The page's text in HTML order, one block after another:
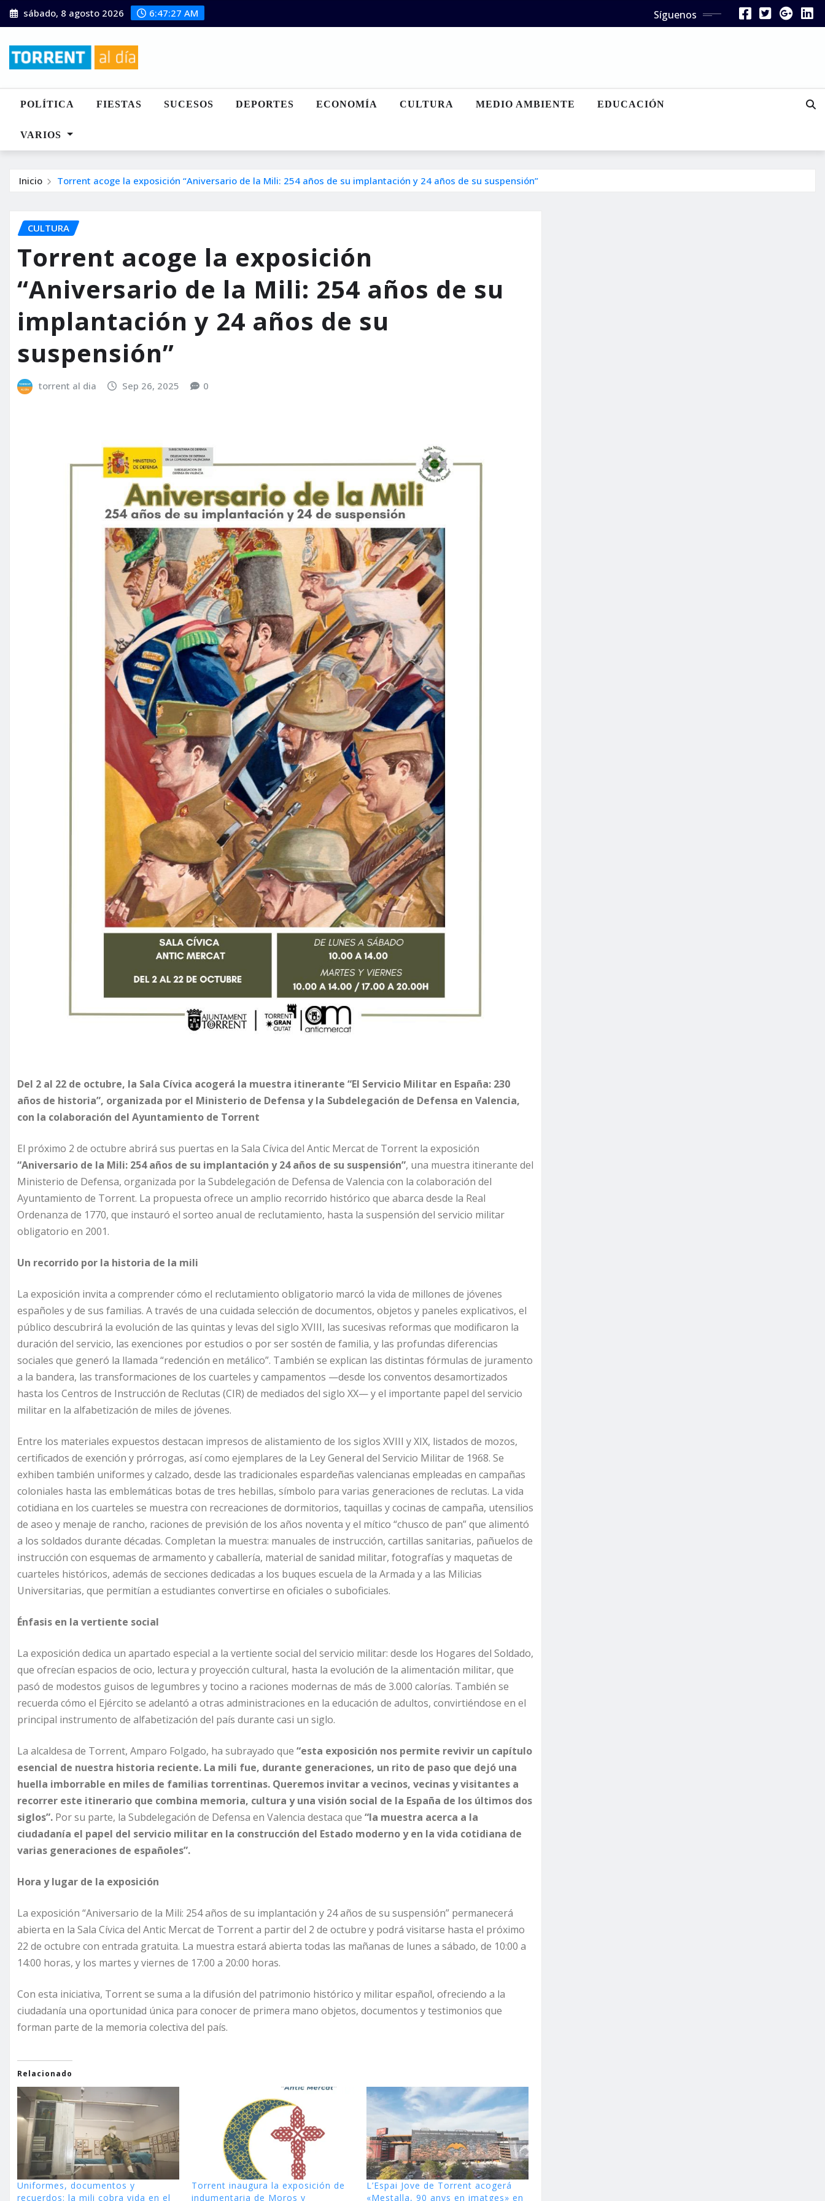
Saltar
al
sábado, 8 agosto 2026 6:47:28 AM Síguenos
POLÍTICA FIESTAS SUCESOS DEPORTES ECONOMÍA CULTURA MEDIO AMBIENTE EDUCACIÓN
VARIOS
Inicio Torrent acoge la exposición “Aniversario de la Mili: 254 años de su implantación y 24 años de su suspensión”
CULTURA
Torrent acoge la exposición
“Aniversario de la Mili: 254 años de su
implantación y 24 años de su
suspensión”
torrent al dia Sep 26, 2025 0
Del 2 al 22 de octubre, la Sala Cívica acogerá la muestra itinerante “El Servicio Militar en España: 230
años de historia”, organizada por el Ministerio de Defensa y la Subdelegación de Defensa en Valencia,
con la colaboración del Ayuntamiento de Torrent
El próximo 2 de octubre abrirá sus puertas en la Sala Cívica del Antic Mercat de Torrent la exposición
“Aniversario de la Mili: 254 años de su implantación y 24 años de su suspensión”, una muestra itinerante del
Ministerio de Defensa, organizada por la Subdelegación de Defensa de Valencia con la colaboración del
Ayuntamiento de Torrent. La propuesta ofrece un amplio recorrido histórico que abarca desde la Real
Ordenanza de 1770, que instauró el sorteo anual de reclutamiento, hasta la suspensión del servicio militar
obligatorio en 2001.
Un recorrido por la historia de la mili
La exposición invita a comprender cómo el reclutamiento obligatorio marcó la vida de millones de jóvenes
españoles y de sus familias. A través de una cuidada selección de documentos, objetos y paneles explicativos, el
público descubrirá la evolución de las quintas y levas del siglo XVIII, las sucesivas reformas que modificaron la
duración del servicio, las exenciones por estudios o por ser sostén de familia, y las profundas diferencias
sociales que generó la llamada “redención en metálico”. También se explican las distintas fórmulas de juramento
a la bandera, las transformaciones de los cuarteles y campamentos —desde los conventos desamortizados
hasta los Centros de Instrucción de Reclutas (CIR) de mediados del siglo XX— y el importante papel del servicio
militar en la alfabetización de miles de jóvenes.
Entre los materiales expuestos destacan impresos de alistamiento de los siglos XVIII y XIX, listados de mozos,
certificados de exención y prórrogas, así como ejemplares de la Ley General del Servicio Militar de 1968. Se
exhiben también uniformes y calzado, desde las tradicionales espardeñas valencianas empleadas en campañas
coloniales hasta las emblemáticas botas de tres hebillas, símbolo para varias generaciones de reclutas. La vida
cotidiana en los cuarteles se muestra con recreaciones de dormitorios, taquillas y cocinas de campaña, utensilios
de aseo y menaje de rancho, raciones de previsión de los años noventa y el mítico “chusco de pan” que alimentó
a los soldados durante décadas. Completan la muestra: manuales de instrucción, cartillas sanitarias, pañuelos de
instrucción con esquemas de armamento y caballería, material de sanidad militar, fotografías y maquetas de
cuarteles históricos, además de secciones dedicadas a los buques escuela de la Armada y a las Milicias
Universitarias, que permitían a estudiantes convertirse en oficiales o suboficiales.
Énfasis en la vertiente social
La exposición dedica un apartado especial a la vertiente social del servicio militar: desde los Hogares del Soldado,
que ofrecían espacios de ocio, lectura y proyección cultural, hasta la evolución de la alimentación militar, que
pasó de modestos guisos de legumbres y tocino a raciones modernas de más de 3.000 calorías. También se
recuerda cómo el Ejército se adelantó a otras administraciones en la educación de adultos, convirtiéndose en el
principal instrumento de alfabetización del país durante casi un siglo.
La alcaldesa de Torrent, Amparo Folgado, ha subrayado que “esta exposición nos permite revivir un capítulo
esencial de nuestra historia reciente. La mili fue, durante generaciones, un rito de paso que dejó una
huella imborrable en miles de familias torrentinas. Queremos invitar a vecinos, vecinas y visitantes a
recorrer este itinerario que combina memoria, cultura y una visión social de la España de los últimos dos
siglos”. Por su parte, la Subdelegación de Defensa en Valencia destaca que “la muestra acerca a la
ciudadanía el papel del servicio militar en la construcción del Estado moderno y en la vida cotidiana de
varias generaciones de españoles”.
Hora y lugar de la exposición
La exposición “Aniversario de la Mili: 254 años de su implantación y 24 años de su suspensión” permanecerá
abierta en la Sala Cívica del Antic Mercat de Torrent a partir del 2 de octubre y podrá visitarse hasta el próximo
22 de octubre con entrada gratuita. La muestra estará abierta todas las mañanas de lunes a sábado, de 10:00 a
14:00 horas, y los martes y viernes de 17:00 a 20:00 horas.
Con esta iniciativa, Torrent se suma a la difusión del patrimonio histórico y militar español, ofreciendo a la
ciudadanía una oportunidad única para conocer de primera mano objetos, documentos y testimonios que
forman parte de la memoria colectiva del país.
Relacionado
Uniformes, documentos y
recuerdos: la mili cobra vida en el
Torrent inaugura la exposición de
indumentaria de Moros y
L’Espai Jove de Torrent acogerá
«Mestalla, 90 anys en imatges» en